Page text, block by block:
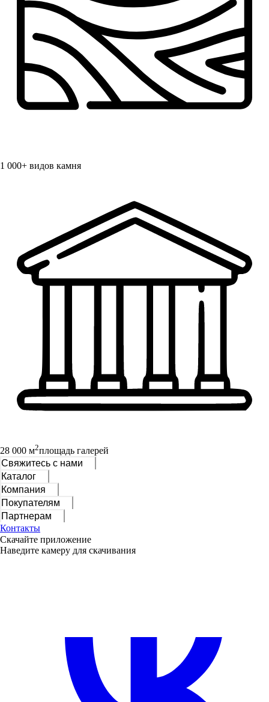
1 000+ видов камня
28 000 м2площадь галерей
Свяжитесь с нами
Каталог
Компания
Покупателям
Партнерам
Контакты
Скачайте приложение
Наведите камеру для скачивания